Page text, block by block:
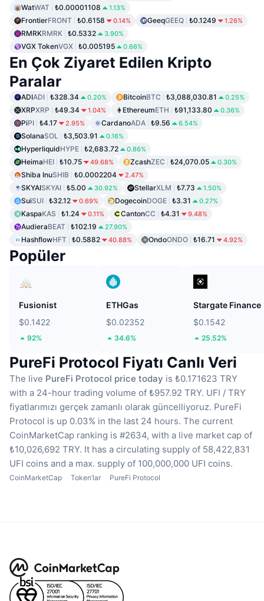
WatWAT ₺0.00001108 1.13%
FrontierFRONT ₺0.6158 0.14% GeeqGEEQ ₺0.1249 1.26%
RMRKRMRK ₺0.5332 3.90%
VGX TokenVGX ₺0.005195 0.66%
En Çok Ziyaret Edilen Kripto
Paralar
ADIADI ₺328.34 0.20% BitcoinBTC ₺3,088,030.81 0.25%
XRPXRP ₺49.34 1.04% EthereumETH ₺91,133.80 0.36%
PiPI ₺4.17 2.95% CardanoADA ₺9.56 6.54%
SolanaSOL ₺3,503.91 0.16%
HyperliquidHYPE ₺2,683.72 0.86%
HeimaHEI ₺10.75 49.68% ZcashZEC ₺24,070.05 0.30%
Shiba InuSHIB ₺0.0002204 2.47%
SKYAISKYAI ₺5.00 30.92% StellarXLM ₺7.73 1.50%
SuiSUI ₺32.12 0.69% DogecoinDOGE ₺3.31 0.27%
KaspaKAS ₺1.24 0.11% CantonCC ₺4.31 9.48%
AudieraBEAT ₺102.19 27.90%
HashflowHFT ₺0.5882 40.88% OndoONDO ₺16.71 4.92%
Popüler
Fusionist
$0.1422
92%
ETHGas
$0.02352
34.6%
Stargate Finance
$0.1542
25.52%
PureFi Protocol Fiyatı Canlı Veri
The live PureFi Protocol price today is ₺0.171623 TRY
with a 24-hour trading volume of ₺957.92 TRY. UFI / TRY
fiyatlarımızı gerçek zamanlı olarak güncelliyoruz. PureFi
Protocol is up 0.03% in the last 24 hours. The current
CoinMarketCap ranking is #2634, with a live market cap of
₺10,026,692 TRY. It has a circulating supply of 58,422,831
UFI coins and a max. supply of 100,000,000 UFI coins.
CoinMarketCap Token’lar PureFi Protocol